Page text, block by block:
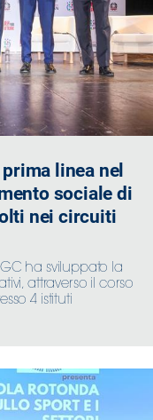
prima linea nel
sociale di
nei circuiti
ha sviluppato la
attraverso il corso
4 istituti